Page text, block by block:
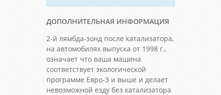
ДОПОЛНИТЕЛЬНАЯ ИНФОРМАЦИЯ
2-й лямбда-зонд после катализатора,
на автомобилях выпуска от 1998 г.,
означает что ваша машина
соответствует экологической
программе Евро-3 и выше и делает
невозможной езду без катализатора